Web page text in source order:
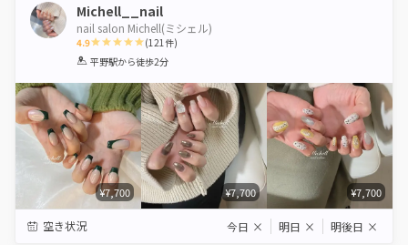
Michell__nail
nail salon Michell(ミシェル)
4.9
1 2 3 4 5
(121件)
平野駅から徒歩2分
¥7,700 ¥7,700 ¥7,700
空き状況 今日 × 明日 × 明後日 ×